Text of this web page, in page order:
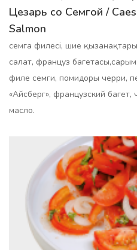
Цезарь со Семгой /
Salmon
семга филесі, шие
салат, француз
филе семги, помидоры черри,
«Айсберг», французский
масло.